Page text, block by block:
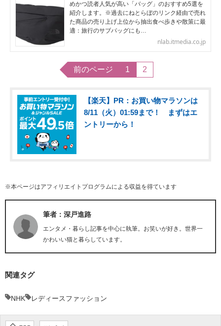
めかつ読者人気が高い「バッグ」のおすすめ5選を
紹介します。※過去にねとらぼのリンク経由で売れ
た商品の売り上げ上位から抽出食べ歩きや散策に最
適：旅行のサブバッグにも…
nlab.itmedia.co.jp
前のページ 1 2
【楽天】PR：お買い物マラソンは
8/11（火）01:59まで！ まずはエ
ントリーから！
※本ページはアフィリエイトプログラムによる収益を得ています
筆者：深戸進路
エンタメ・暮らし記事を中心に執筆。お笑いが好き。世界一
かわいい猫と暮らしています。
関連タグ
NHK レディースファッション